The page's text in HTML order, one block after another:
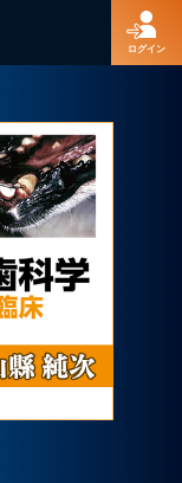
ログイン